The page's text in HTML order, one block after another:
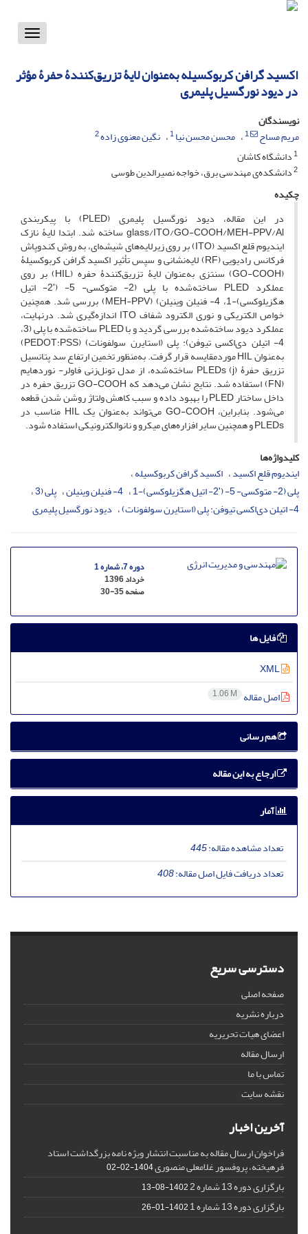
Toggle
اکسید گرافن کربوکسیله به‌عنوان لایۀ تزریق‌کنندۀ حفرۀ مؤثر
در دیود نورگسیل پلیمری
نویسندگان
مریم مساح
1 محسن محسن نیا1 نگین معنوی زاده2
1دانشگاه کاشان
2دانشکده‌ی مهندسی برق، خواجه نصیرالدین طوسی
چکیده
در این مقاله، دیود نورگسیل پلیمری (PLED) با پیکربندی
glass/ITO/GO-COOH/MEH-PPV/Al ساخته شد. ابتدا لایۀ نازک
ایندیوم قلع اکسید (ITO) بر روی زیرلایه‌های شیشه‌ای، به روش کندوپاش
فرکانس رادیویی (RF) لایه‌نشانی و سپس تأثیر اکسید گرافن کربوکسیلۀ
(GO-COOH) سنتزی به‌عنوان لایۀ تزریق‌کنندۀ حفره (HIL) بر روی
عملکرد PLED ساخته‌شده با پلی (2- متوکسی- 5- (ʹ2- اتیل
هگزیلوکسی)-1، 4- فنیلن وینیلن) (MEH-PPV) بررسی شد. همچنین
خواص الکتریکی و نوری الکترود شفاف ITO اندازه‌گیری شد. درنهایت،
عملکرد دیود ساخته‌شده بررسی گردید و با PLED ساخته‌شده با پلی (3،
4- اتیلن دی‌اکسی تیوفن): پلی (استایرن سولفونات) (PEDOT:PSS)
به‌عنوان HIL موردمقایسه قرار گرفت. به‌منظور تخمین ارتفاع سد پتانسیل
تزریق حفرۀ (j) PLEDs ساخته‌شده، از مدل تونل‌زنی فاولر- نوردهایم
(FN) استفاده شد. نتایج نشان می‌دهد که GO-COOH تزریق حفره در
داخل ساختار PLED را بهبود داده و سبب کاهش ولتاژ روشن شدن قطعه
می‌شود. بنابراین، GO-COOH می‌تواند به‌عنوان یک HIL مناسب در
PLEDs و همچنین سایر افزاره‌های میکرو و نانوالکترونیکی استفاده شود.
کلیدواژه‌ها
ایندیوم قلع اکسید اکسید گرافن کربوکسیله
پلی (2- متوکسی- 5- (ʹ2- اتیل هگزیلوکسی)-1
4- فنیلن وینیلن
پلی (3
4- اتیلن دی‌اکسی تیوفن: پلی (استایرن سولفونات)
دیود نورگسیل پلیمری
دوره 7، شماره 1
خرداد 1396
صفحه30-35
فایل ها
اصل مقاله 1.06 M
هم رسانی
ارجاع به این مقاله
آمار
تعداد مشاهده مقاله:445
تعداد دریافت فایل اصل مقاله:408
دسترسی سریع
صفحه اصلی
درباره نشریه
اعضای هیات تحریریه
ارسال مقاله
تماس با ما
نقشه سایت
آخرین اخبار
فراخوان ارسال مقاله به مناسبت انتشار ویژه نامه بزرگداشت استاد
فرهیخته، پروفسور غلامعلی منصوری1404-02-02
بارگزاری دوره 13 شماره 2 1402-08-13
بارگزاری دوره 13 شماره 1 1402-01-26